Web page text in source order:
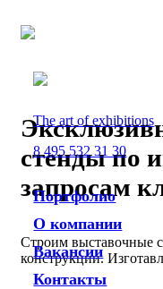
стенды по
запросам
Строим выставочные
конструкции.
The art of exhibitions
8 495 532 31 30
Портфолио
О компании
Вакансии
Контакты